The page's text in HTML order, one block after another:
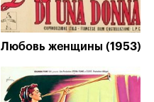
Любовь женщины (1953)